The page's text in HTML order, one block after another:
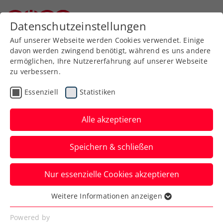
Zurück zur Newsübersicht
Davis Cup
Jürgen Melzer: „Wir
müssen beim gesamten
japanischen Team
aufpassen“
Das KURIER Austria Davis Cup Team muss
sich warm anziehen – vor allem aber
auch wegen einer kalten Halle.
Datenschutzeinstellungen
Auf unserer Webseite werden Cookies verwendet. Einige
davon werden zwingend benötigt, während es uns andere
ermöglichen, Ihre Nutzererfahrung auf unserer Webseite
zu verbessern.
Essenziell Statistiken
Alle akzeptieren
Speichern & schließen
Nur essenzielle Cookies akzeptieren
Essenziell
Essenzielle Cookies werden für grundlegende
Weitere Informationen anzeigen
Powered by